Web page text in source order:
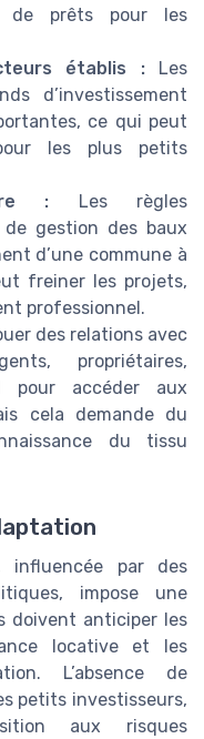
de prêts pour les
établis :Les
d’investissement
ce qui peut
les plus petits
: Les règles
de gestion des baux
d’une commune à
freiner les projets,
professionnel.
des relations avec
propriétaires,
pour accéder aux
cela demande du
du tissu
influencée par des
impose une
doivent anticiper les
locative et les
L’absence de
petits investisseurs,
aux risques